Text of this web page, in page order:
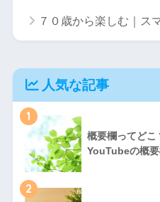
７０歳から楽しむ｜ス
人気な記事
1
概要欄ってどこ
YouTubeの概
2